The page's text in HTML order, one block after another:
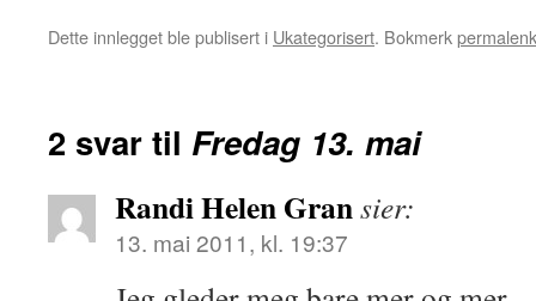
Dette innlegget ble publisert i Ukategorisert. Bokmerk
2 svar til Fredag 13. mai
Randi Helen Gransier:
13. mai 2011, kl. 19:37